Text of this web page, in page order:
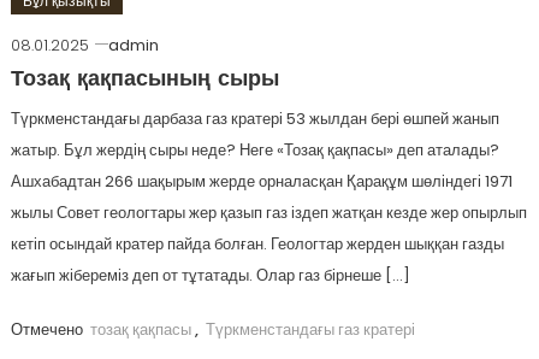
08.01.2025
admin
Тозақ қақпасының сыры
Түркменстандағы дарбаза газ кратері 53 жылдан бері өшпей жанып
жатыр. Бұл жердің сыры неде? Неге «Тозақ қақпасы» деп аталады?
Ашхабадтан 266 шақырым жерде орналасқан Қарақұм шөліндегі 1971
жылы Совет геологтары жер қазып газ іздеп жатқан кезде жер опырлып
кетіп осындай кратер пайда болған. Геологтар жерден шыққан газды
жағып жібереміз деп от тұтатады. Олар газ бірнеше […]
Отмечено тозақ қақпасы, Түркменстандағы газ кратері